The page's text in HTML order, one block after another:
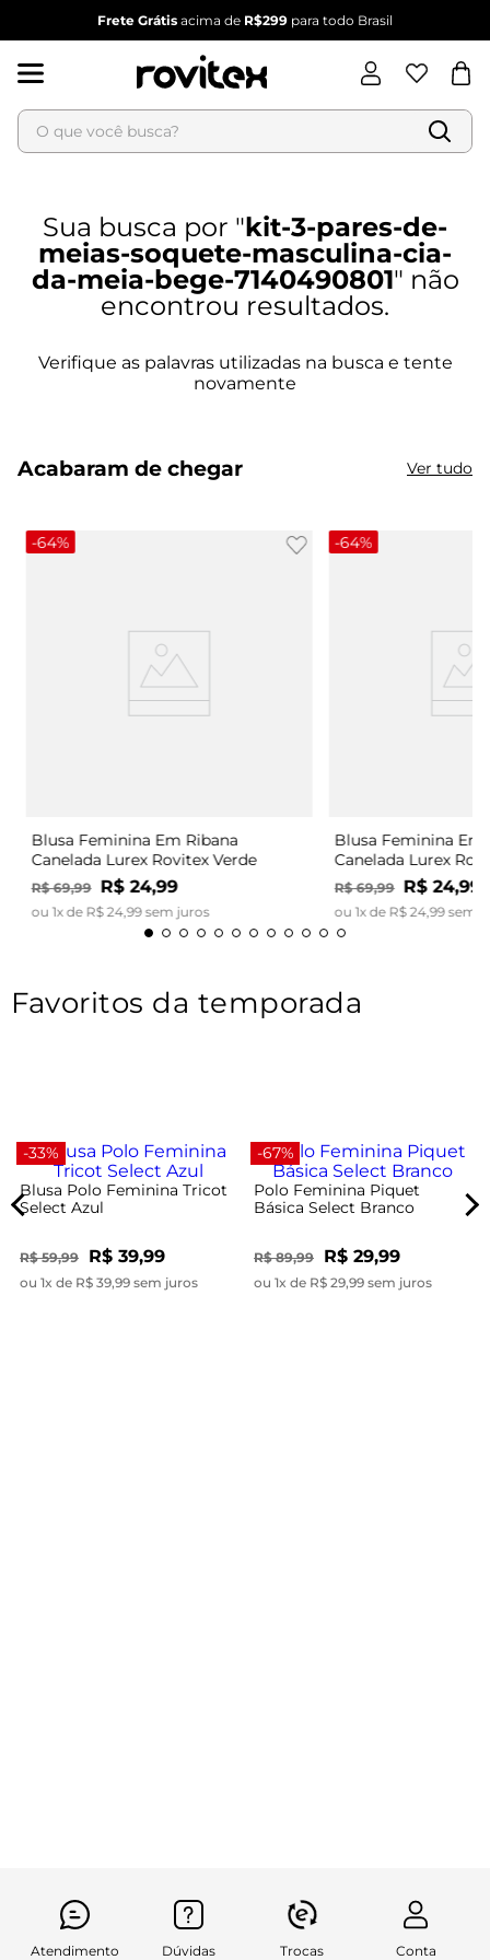
Frete Grátis acima de R$299 para todo Brasil
O que você busca?
kit-3-pares-de-
meias-soquete-masculina-cia-
da-meia-bege-7140490801
Acabaram de chegar Ver tudo
-64%
Blusa Feminina Em Ribana
Canelada Lurex Rovitex Verde
R$ 69,99 R$ 24,99
ou 1x de R$ 24,99sem juros
-64%
Blusa Feminina Em
Canelada Lurex
R$ 69,99 R$ 24,99
ou 1x de R$ 24,99sem
Favoritos da temporada
-33%
Blusa Polo Feminina Tricot
Select Azul
R$ 59,99 R$ 39,99
ou 1x de R$ 39,99 sem juros
-67%
Polo Feminina Piquet
Básica Select Branco
R$ 89,99 R$ 29,99
ou 1x de R$ 29,99 sem juros
Atendimento Dúvidas Trocas Conta
blusa feminina
vestido feminino
vestido
dianna
conjunto feminino